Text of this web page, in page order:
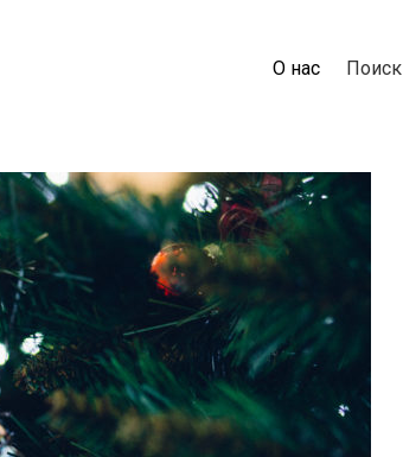
О нас Поиск